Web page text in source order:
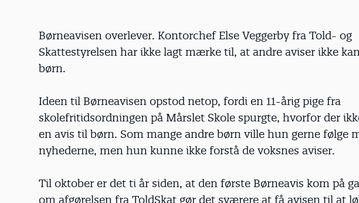
Børneavisen overlever. Kontorchef Else Veggerby fra Told- og
Skattestyrelsen har ikke lagt mærke til, at andre aviser ikke
børn.
Ideen til Børneavisen opstod netop, fordi en 11-årig pige fra
skolefritidsordningen på Mårslet Skole spurgte, hvorfor der
en avis til børn. Som mange andre børn ville hun gerne følge
nyhederne, men hun kunne ikke forstå de voksnes aviser.
Til oktober er det ti år siden, at den første Børneavis kom på
om afgørelsen fra ToldSkat gør det sværere at få avisen til at